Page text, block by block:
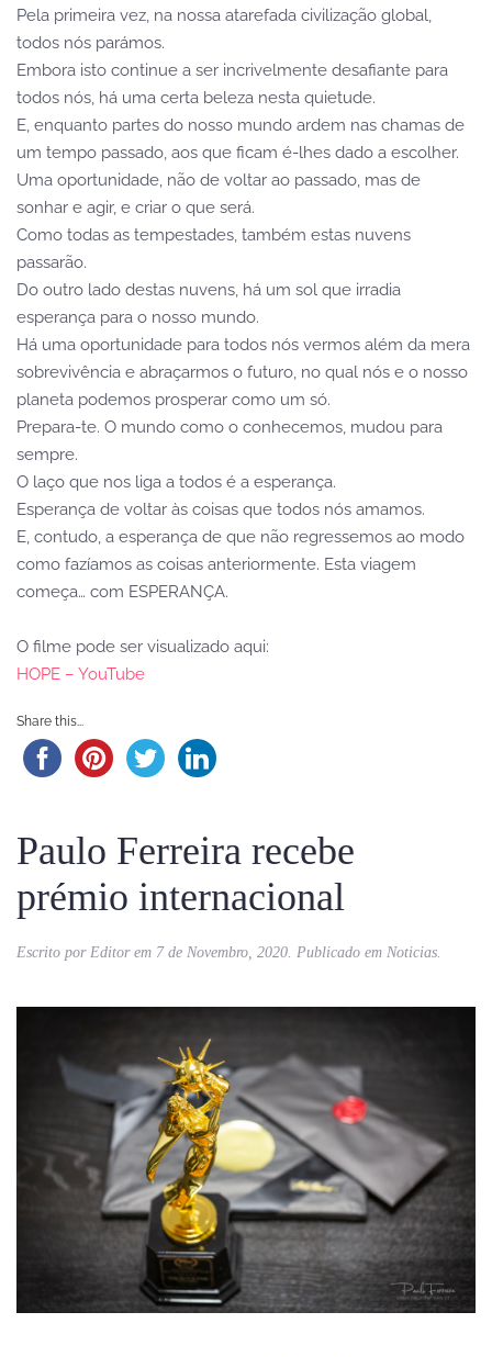
Pela primeira vez, na nossa atarefada civilização global,
todos nós parámos.
Embora isto continue a ser incrivelmente desafiante para
todos nós, há uma certa beleza nesta quietude.
E, enquanto partes do nosso mundo ardem nas chamas de
um tempo passado, aos que ficam é-lhes dado a escolher.
Uma oportunidade, não de voltar ao passado, mas de
sonhar e agir, e criar o que será.
Como todas as tempestades, também estas nuvens
passarão.
Do outro lado destas nuvens, há um sol que irradia
esperança para o nosso mundo.
Há uma oportunidade para todos nós vermos além da mera
sobrevivência e abraçarmos o futuro, no qual nós e o nosso
planeta podemos prosperar como um só.
Prepara-te. O mundo como o conhecemos, mudou para
sempre.
O laço que nos liga a todos é a esperança.
Esperança de voltar às coisas que todos nós amamos.
E, contudo, a esperança de que não regressemos ao modo
como fazíamos as coisas anteriormente. Esta viagem
começa… com ESPERANÇA.
O filme pode ser visualizado aqui:
HOPE – YouTube
Share this...
Paulo Ferreira recebe
prémio internacional
Escrito por Editorem 7 de Novembro, 2020. Publicado em Noticias.